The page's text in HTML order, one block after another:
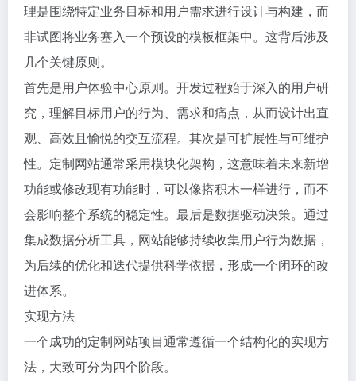
理是围绕特定业务目标和用户需求进行设计与构建，而
非试图将业务塞入一个预设的模板框架中。这背后涉及
几个关键原则。
首先是用户体验中心原则。开发过程始于深入的用户研
究，理解目标用户的行为、需求和痛点，从而设计出直
观、高效且愉悦的交互流程。其次是可扩展性与可维护
性。定制网站通常采用模块化架构，这意味着未来新增
功能或修改现有功能时，可以像搭积木一样进行，而不
会影响整个系统的稳定性。最后是数据驱动决策。通过
集成数据分析工具，网站能够持续收集用户行为数据，
为后续的优化和迭代提供科学依据，形成一个闭环的改
进体系。
实现方法
一个成功的定制网站项目通常遵循一个结构化的实现方
法，大致可分为四个阶段。